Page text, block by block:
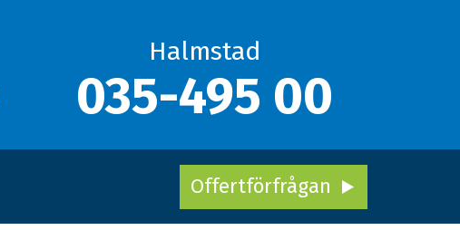
Halmstad
035-495 00
Offertförfrågan